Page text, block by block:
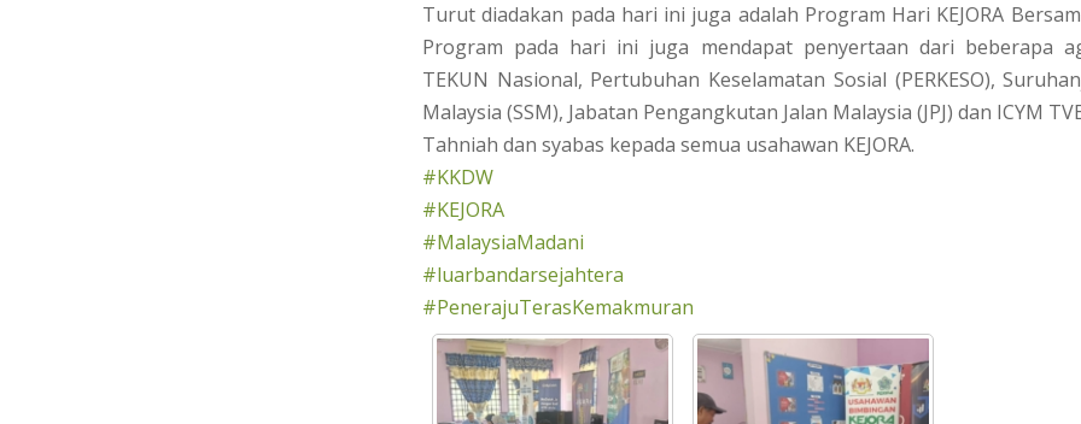
Turut diadakan pada hari ini juga adalah Program Hari KEJORA
Program pada hari ini juga mendapat penyertaan dari beberapa
TEKUN Nasional, Pertubuhan Keselamatan Sosial (PERKESO),
Malaysia (SSM), Jabatan Pengangkutan Jalan Malaysia (JPJ) dan ICYM
Tahniah dan syabas kepada semua usahawan KEJORA.
#KKDW
#KEJORA
#MalaysiaMadani
#luarbandarsejahtera
#PenerajuTerasKemakmuran